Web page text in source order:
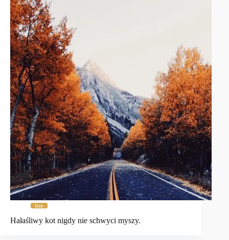
Inne
Hałaśliwy kot nigdy nie schwyci myszy.